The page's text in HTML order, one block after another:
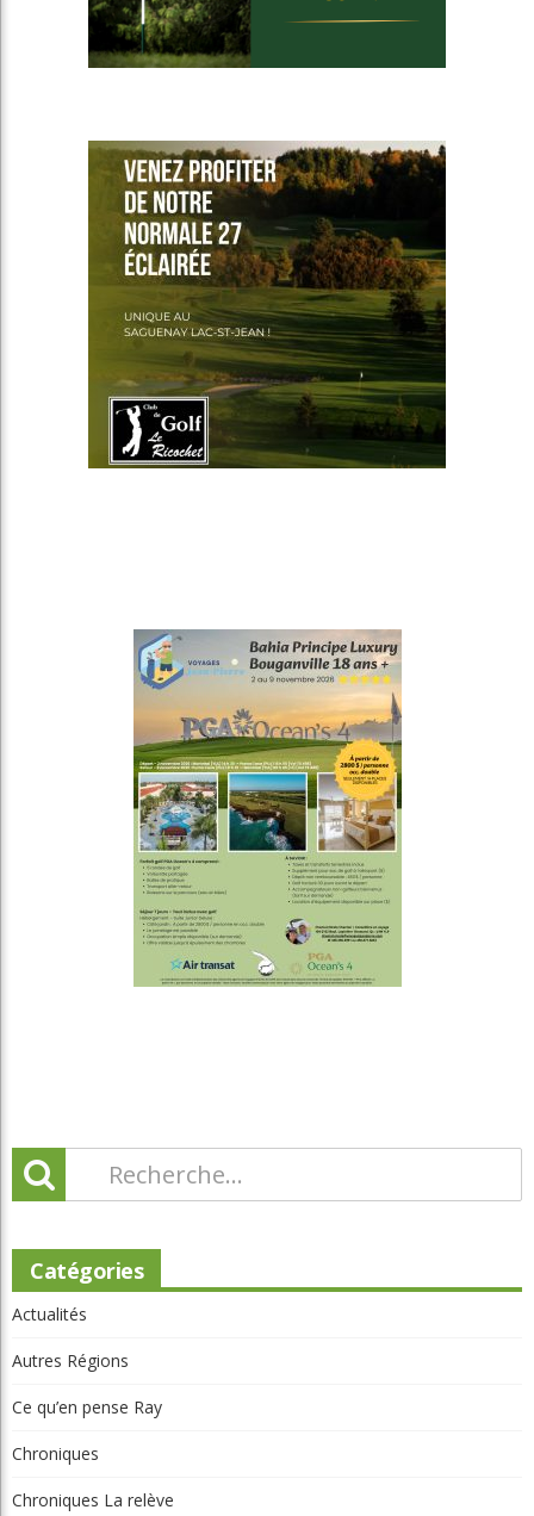
Catégories
Actualités
Autres Régions
Ce qu’en pense Ray
Chroniques
Chroniques La relève